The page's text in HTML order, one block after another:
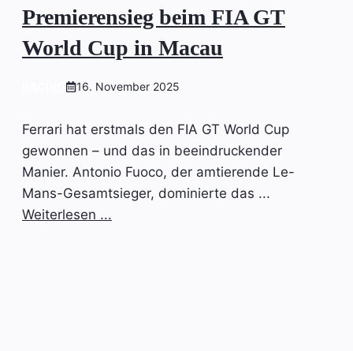
Premierensieg beim FIA GT
World Cup in Macau
16. November 2025
Ferrari hat erstmals den FIA GT World Cup
gewonnen – und das in beeindruckender
Manier. Antonio Fuoco, der amtierende Le-
Mans-Gesamtsieger, dominierte das ...
Weiterlesen ...